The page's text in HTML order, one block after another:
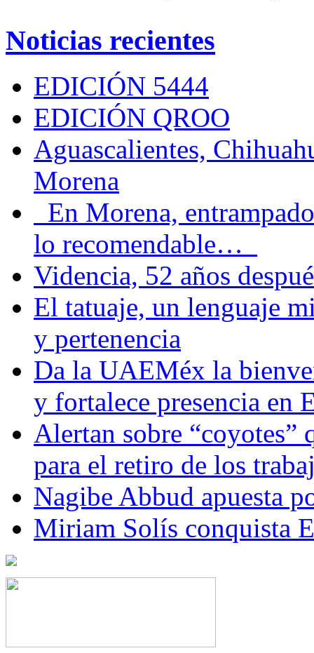
Noticias recientes
EDICIÓN 5444
EDICIÓN QROO
Aguascalientes,
Morena
En Morena,
lo recomendable…
Videncia, 52 años
El tatuaje, un lenguaje
y pertenencia
Da la UAEMéx la
y fortalece presencia en
Alertan sobre “coyotes”
para el retiro de los
Nagibe Abbud apuesta
Miriam Solís conquista